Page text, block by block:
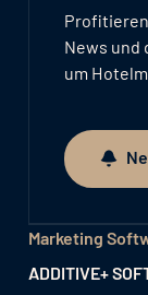
News und
um
Marketing
ADDITIVE+